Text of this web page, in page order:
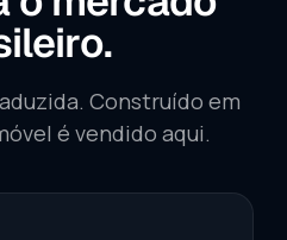
Construído em
é vendido aqui.